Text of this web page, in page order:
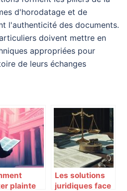
d'horodatage et de
l'authenticité des documents.
doivent mettre en
appropriées pour
de leurs échanges
plainte
Les solutions
juridiques face